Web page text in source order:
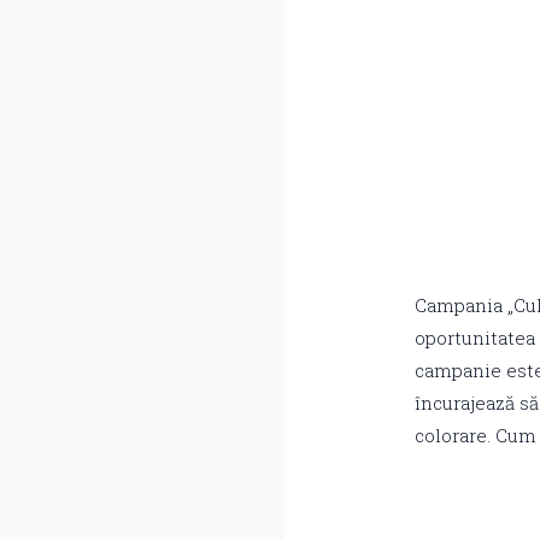
Campania
oportunitatea
campanie
încurajează
colorare.